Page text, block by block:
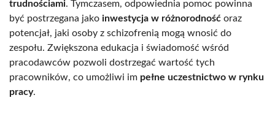
trudnościami. Tymczasem, odpowiednia pomoc powinna
być postrzegana jako inwestycja w różnorodność oraz
potencjał, jaki osoby z schizofrenią mogą wnosić do
zespołu. Zwiększona edukacja i świadomość wśród
pracodawców pozwoli dostrzegać wartość tych
pracowników, co umożliwi im pełne uczestnictwo w rynku
pracy.